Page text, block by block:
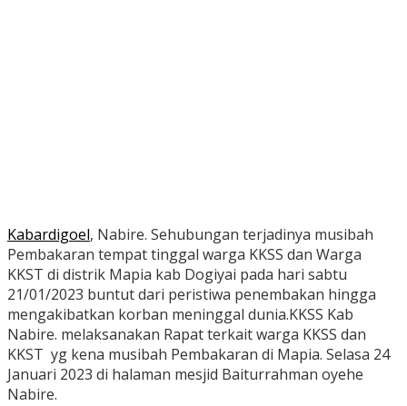
Kabardigoel, Nabire. Sehubungan terjadinya musibah
Pembakaran tempat tinggal warga KKSS dan Warga
KKST di distrik Mapia kab Dogiyai pada hari sabtu
21/01/2023 buntut dari peristiwa penembakan hingga
mengakibatkan korban meninggal dunia.KKSS Kab
Nabire. melaksanakan Rapat terkait warga KKSS dan
KKST yg kena musibah Pembakaran di Mapia. Selasa 24
Januari 2023 di halaman mesjid Baiturrahman oyehe
Nabire.